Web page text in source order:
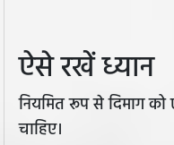
ऐसे रखें ध्यान
नियमित रूप से दिमाग को
चाहिए।